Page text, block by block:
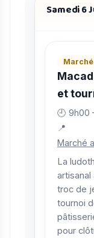
Samedi 6
et
🕘 9h00
📍
Marché
La
artisanal
troc de
tournoi
pour